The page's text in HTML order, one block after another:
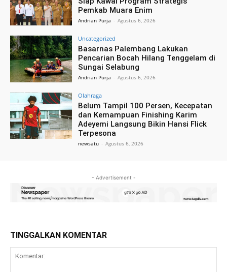
Pemkab Muara Enim
Andrian Purja - Agustus 6, 2026
Uncategorized
Basarnas Palembang Lakukan
Pencarian Bocah Hilang Tenggelam di
Sungai Selabung
Andrian Purja - Agustus 6, 2026
Olahraga
Belum Tampil 100 Persen, Kecepatan
dan Kemampuan Finishing Karim
Adeyemi Langsung Bikin Hansi Flick
Terpesona
newsatu - Agustus 6, 2026
- Advertisement -
TINGGALKAN KOMENTAR